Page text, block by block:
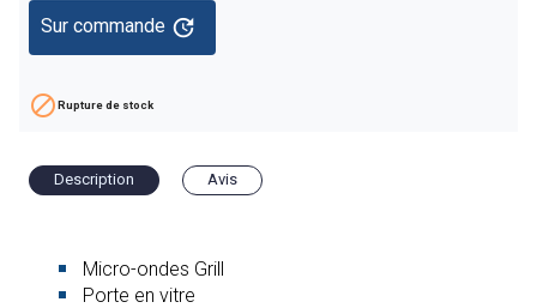
Sur commande update
Rupture de stock
Description Avis
Micro-ondes Grill
Porte en vitre